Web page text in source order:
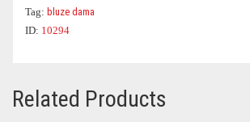
Tag: bluze dama
ID: 10294
Related Products